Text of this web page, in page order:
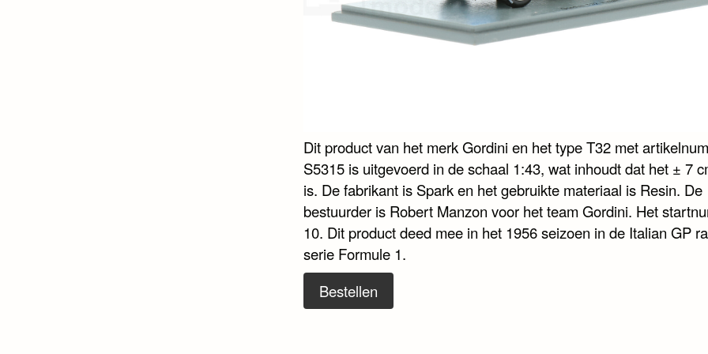
Dit product van het merk Gordini en het type T32 met
S5315 is uitgevoerd in de schaal 1:43, wat inhoudt dat het ± 7
is. De fabrikant is Spark en het gebruikte materiaal is Resin. De
bestuurder is Robert Manzon voor het team Gordini. Het
10. Dit product deed mee in het 1956 seizoen in de Italian GP
serie Formule 1.
Bestellen